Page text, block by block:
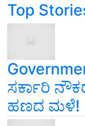
Top
ಸರ್ಕಾರಿ
ಹಣದ ಮಳೆ!